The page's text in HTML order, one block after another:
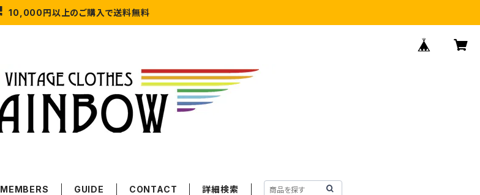
10,000円以上のご購入で送料無料
MEMBERS GUIDE CONTACT 詳細検索